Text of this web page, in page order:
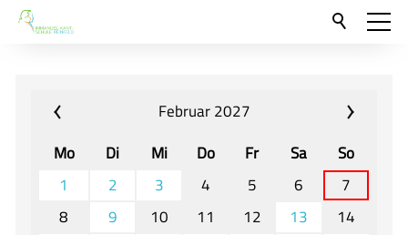
Neu hier?
Für Eltern und Schüler
Willkommen
Veranstaltungen und Termine
Februar 2027
Mo
Di Mi Do Fr Sa
So
1
2 3 4 5 6
7
8
9 10 11 12 13
14